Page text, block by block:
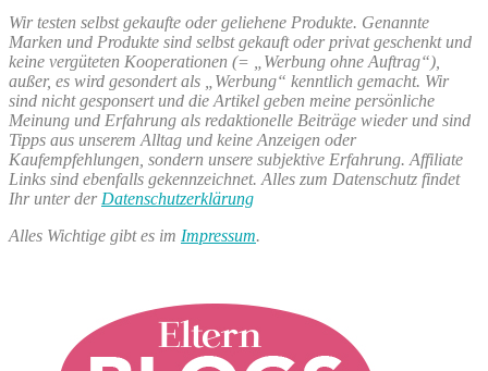
Wir testen selbst gekaufte oder geliehene Produkte. Genannte
Marken und Produkte sind selbst gekauft oder privat geschenkt und
keine vergüteten Kooperationen (= „Werbung ohne Auftrag“),
außer, es wird gesondert als „Werbung“ kenntlich gemacht. Wir
sind nicht gesponsert und die Artikel geben meine persönliche
Meinung und Erfahrung als redaktionelle Beiträge wieder und sind
Tipps aus unserem Alltag und keine Anzeigen oder
Kaufempfehlungen, sondern unsere subjektive Erfahrung. Affiliate
Links sind ebenfalls gekennzeichnet. Alles zum Datenschutz findet
Ihr unter der Datenschutzerklärung
Alles Wichtige gibt es im Impressum.